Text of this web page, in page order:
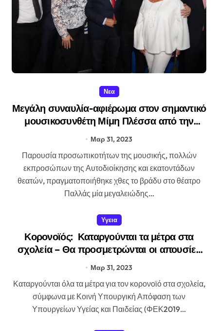
Νεα
Μεγάλη συναυλία-αφιέρωμα στον σημαντικό
μουσικοσυνθέτη Μίμη Πλέσσα από την
Μαρ 31, 2023
Παρουσία προσωπικοτήτων της μουσικής, πολλών
εκπροσώπων της Αυτοδιοίκησης και εκατοντάδων
θεατών, πραγματοποιήθηκε χθες το βράδυ στο θέατρο
Παλλάς μία μεγαλειώδης…
Υγεια
Κορονοϊός: Καταργούνται τα μέτρα στα
σχολεία – Θα προσμετρώνται οι απουσίες
Μαρ 31, 2023
Καταργούνται όλα τα μέτρα για τον κορονοϊό στα σχολεία,
σύμφωνα με Κοινή Υπουργική Απόφαση των
Υπουργείων Υγείας και Παιδείας (ΦΕΚ2019…